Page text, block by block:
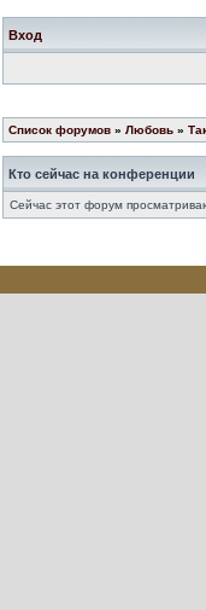
Вход
Список форумов » Любовь »
Кто сейчас на конференции
Сейчас этот форум